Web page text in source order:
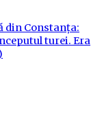
din Constanța:
turei. Era